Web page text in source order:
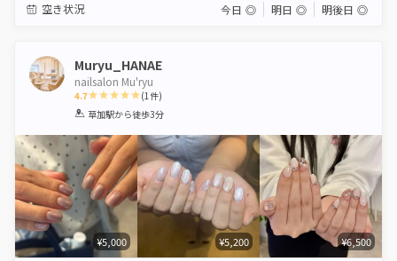
空き状況 今日 ◎ 明日 ◎ 明後日 ◎
Muryu_HANAE
nailsalon Mu'ryu
4.7
1 2 3 4 5
(1件)
草加駅から徒歩3分
¥5,000 ¥5,200 ¥6,500